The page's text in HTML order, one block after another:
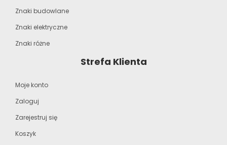
Znaki budowlane
Znaki elektryczne
Znaki różne
Strefa Klienta
Moje konto
Zaloguj
Zarejestruj się
Koszyk